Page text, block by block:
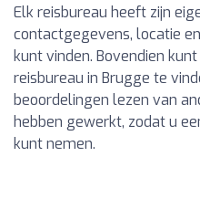
Elk reisbureau heeft zijn
contactgegevens, locatie
kunt vinden. Bovendien
reisbureau in Brugge te
beoordelingen lezen van
hebben gewerkt, zodat u
kunt nemen.